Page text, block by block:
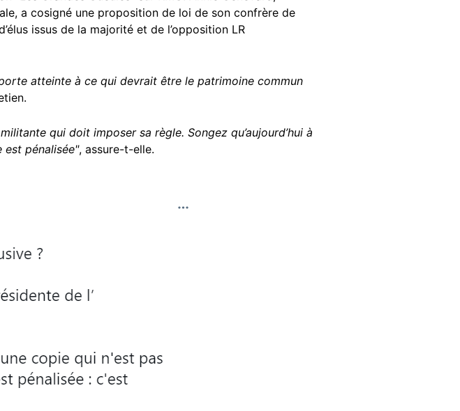
a cosigné une proposition de loi de son confrère de
issus de la majorité et de l’opposition LR
atteinte à ce qui devrait être le patrimoine commun
qui doit imposer sa règle. Songez qu’aujourd’hui à
est pénalisée", assure-t-elle.